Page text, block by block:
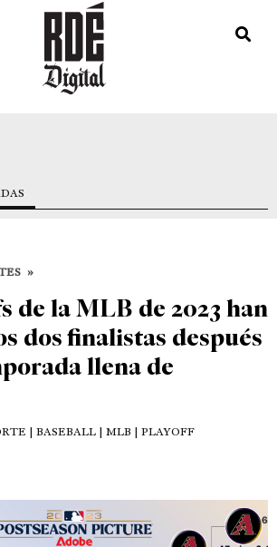
»
de la MLB de 2023 han
dos finalistas después
llena de
| BASEBALL | MLB | PLAYOFF